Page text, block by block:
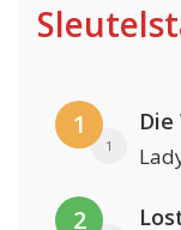
1
1
Die
2